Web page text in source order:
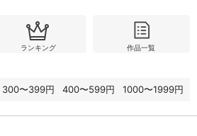
お気に入りに登録した作品を確認できま
す。お気に入りに追加した作品の削除も可
能です。
の削除も可能です。
ランキング 作品一覧
300〜399円 400〜599円 1000〜1999円